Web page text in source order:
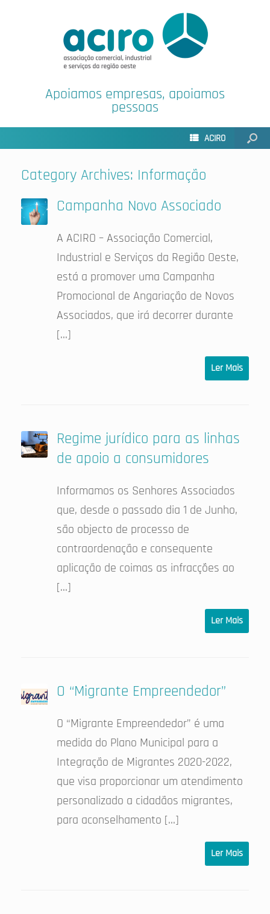
Apoiamos empresas, apoiamos
pessoas
ACIRO
Category Archives: Informação
Campanha Novo Associado
A ACIRO – Associação Comercial,
Industrial e Serviços da Região Oeste,
está a promover uma Campanha
Promocional de Angariação de Novos
Associados, que irá decorrer durante
[…]
Ler Mais
Regime jurídico para as linhas
de apoio a consumidores
Informamos os Senhores Associados
que, desde o passado dia 1 de Junho,
são objecto de processo de
contraordenação e consequente
aplicação de coimas as infracções ao
[…]
Ler Mais
O “Migrante Empreendedor”
O “Migrante Empreendedor” é uma
medida do Plano Municipal para a
Integração de Migrantes 2020-2022,
que visa proporcionar um atendimento
personalizado a cidadãos migrantes,
para aconselhamento […]
Ler Mais